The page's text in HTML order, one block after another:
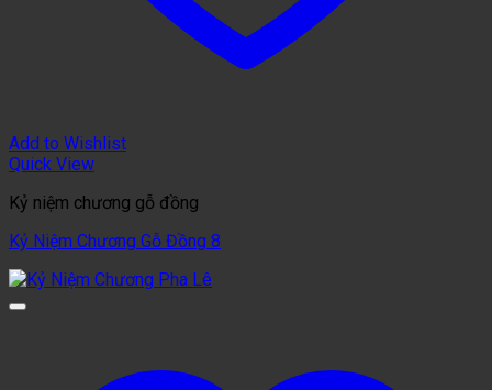
Add to Wishlist
Quick View
Kỷ niệm chương gỗ đồng
Kỷ Niệm Chương Gỗ Đồng 8